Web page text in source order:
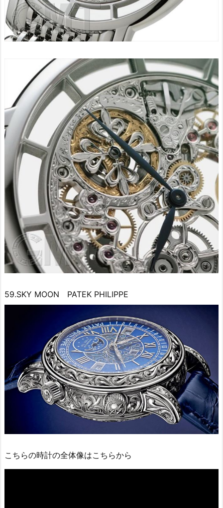
59.SKY MOON PATEK PHILIPPE
こちらの時計の全体像はこちらから